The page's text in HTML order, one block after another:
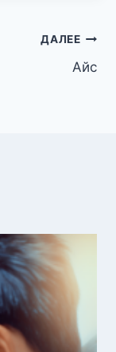
ДАЛЕЕ
Айс